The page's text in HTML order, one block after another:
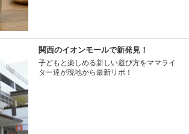
関西のイオンモールで新発見！
子どもと楽しめる新しい遊び方をママライ
ター達が現地から最新リポ！